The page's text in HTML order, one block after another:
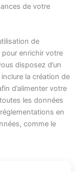
de votre
de
enrichir votre
disposez d’un
la création de
d’alimenter votre
les données
en
comme le